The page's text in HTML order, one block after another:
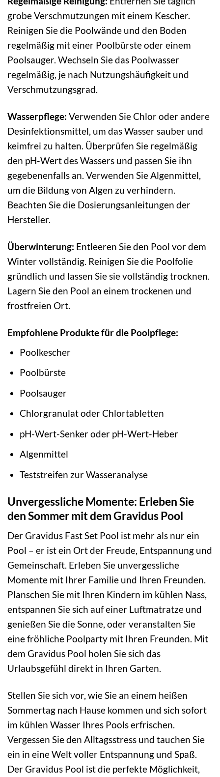
grobe Verschmutzungen mit einem Kescher.
Reinigen Sie die Poolwände und den Boden
regelmäßig mit einer Poolbürste oder einem
Poolsauger. Wechseln Sie das Poolwasser
regelmäßig, je nach Nutzungshäufigkeit und
Verschmutzungsgrad.
Wasserpflege: Verwenden Sie Chlor oder andere
Desinfektionsmittel, um das Wasser sauber und
keimfrei zu halten. Überprüfen Sie regelmäßig
den pH-Wert des Wassers und passen Sie ihn
gegebenenfalls an. Verwenden Sie Algenmittel,
um die Bildung von Algen zu verhindern.
Beachten Sie die Dosierungsanleitungen der
Hersteller.
Überwinterung: Entleeren Sie den Pool vor dem
Winter vollständig. Reinigen Sie die Poolfolie
gründlich und lassen Sie sie vollständig trocknen.
Lagern Sie den Pool an einem trockenen und
frostfreien Ort.
Empfohlene Produkte für die Poolpflege:
Poolkescher
Poolbürste
Poolsauger
Chlorgranulat oder Chlortabletten
pH-Wert-Senker oder pH-Wert-Heber
Algenmittel
Teststreifen zur Wasseranalyse
Unvergessliche Momente: Erleben Sie
den Sommer mit dem Gravidus Pool
Der Gravidus Fast Set Pool ist mehr als nur ein
Pool – er ist ein Ort der Freude, Entspannung und
Gemeinschaft. Erleben Sie unvergessliche
Momente mit Ihrer Familie und Ihren Freunden.
Planschen Sie mit Ihren Kindern im kühlen Nass,
entspannen Sie sich auf einer Luftmatratze und
genießen Sie die Sonne, oder veranstalten Sie
eine fröhliche Poolparty mit Ihren Freunden. Mit
dem Gravidus Pool holen Sie sich das
Urlaubsgefühl direkt in Ihren Garten.
Stellen Sie sich vor, wie Sie an einem heißen
Sommertag nach Hause kommen und sich sofort
im kühlen Wasser Ihres Pools erfrischen.
Vergessen Sie den Alltagsstress und tauchen Sie
ein in eine Welt voller Entspannung und Spaß.
Der Gravidus Pool ist die perfekte Möglichkeit,